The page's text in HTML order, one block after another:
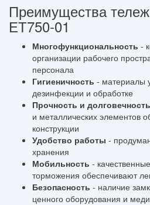
Преимущества
ЕТ750-01
Многофункциональность -
организации рабочего
персонала
Гигиеничность - материалы
дезинфекции и обработке
Прочность и долговечность
и металлических элементов
конструкции
Удобство работы -
хранения
Мобильность -
торможения обеспечивают
Безопасность - наличие
ценного оборудования и